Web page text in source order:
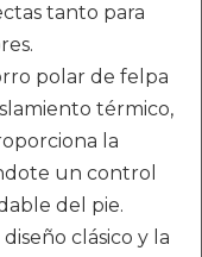
tanto para
polar de felpa
térmico,
la
un control
del pie.
clásico y la